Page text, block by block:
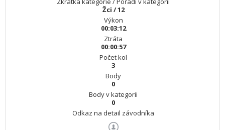
Žci / 12
Výkon
00:03:12
Ztráta
00:00:57
Počet kol
3
Body
0
Body v kategorii
0
Odkaz na detail závodníka